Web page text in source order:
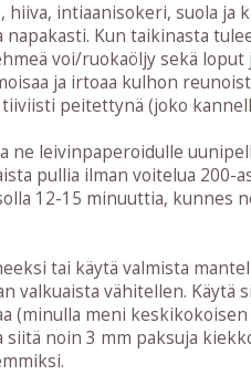
intiaanisokeri, suola ja
Kun taikinasta
voi/ruokaöljy sekä
ja irtoaa kulhon
peitettynä (joko
ne leivinpaperoidulle
pullia ilman voitelua 200-
12-15 minuuttia, kunnes
tai käytä valmista
valkuaista vähitellen. Käytä
(minulla meni
noin 3 mm paksuja